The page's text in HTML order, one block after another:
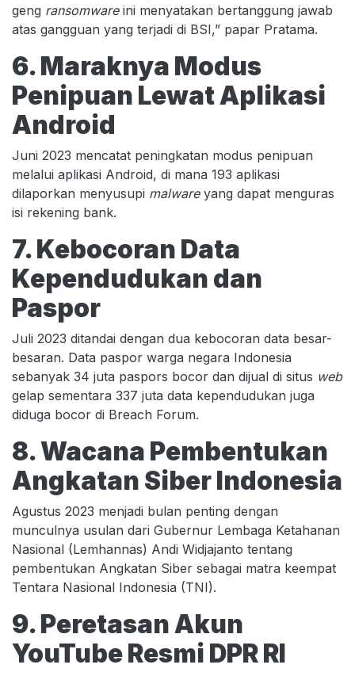
geng ransomwareini menyatakan bertanggung jawab
atas gangguan yang terjadi di BSI,” papar Pratama.
6. Maraknya Modus
Penipuan Lewat Aplikasi
Android
Juni 2023 mencatat peningkatan modus penipuan
melalui aplikasi Android, di mana 193 aplikasi
dilaporkan menyusupi malwareyang dapat menguras
isi rekening bank.
7. Kebocoran Data
Kependudukan dan
Paspor
Juli 2023 ditandai dengan dua kebocoran data besar-
besaran. Data paspor warga negara Indonesia
sebanyak 34 juta paspors bocor dan dijual di situs web
gelap sementara 337 juta data kependudukan juga
diduga bocor di Breach Forum.
8. Wacana Pembentukan
Angkatan Siber Indonesia
Agustus 2023 menjadi bulan penting dengan
munculnya usulan dari Gubernur Lembaga Ketahanan
Nasional (Lemhannas) Andi Widjajanto tentang
pembentukan Angkatan Siber sebagai matra keempat
Tentara Nasional Indonesia (TNI).
9. Peretasan Akun
YouTube Resmi DPR RI